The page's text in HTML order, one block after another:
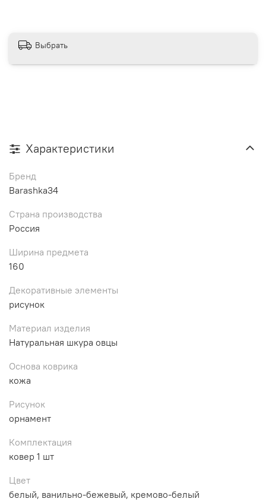
Выбрать
Характеристики
Бренд
Barashka34
Страна производства
Россия
Ширина предмета
160
Декоративные элементы
рисунок
Материал изделия
Натуральная шкура овцы
Основа коврика
кожа
Рисунок
орнамент
Комплектация
ковер 1 шт
Цвет
белый, ванильно-бежевый, кремово-белый